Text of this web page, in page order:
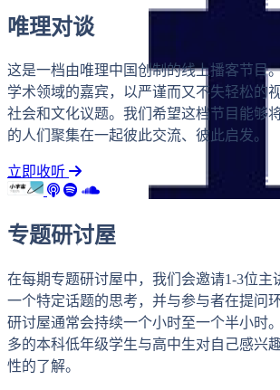
唯理对谈
这是一档由唯理中国创制的线上播客节目
学术领域的嘉宾，以严谨而又不失轻松的
社会和文化议题。我们希望这档节目能够
的人们聚集在一起彼此交流、彼此启发。
立即收听
专题研讨屋
在每期专题研讨屋中，我们会邀请1-3位主
一个特定话题的思考，并与参与者在提问
研讨屋通常会持续一个小时至一个半小时
多的本科低年级学生与高中生对自己感兴
性的了解。